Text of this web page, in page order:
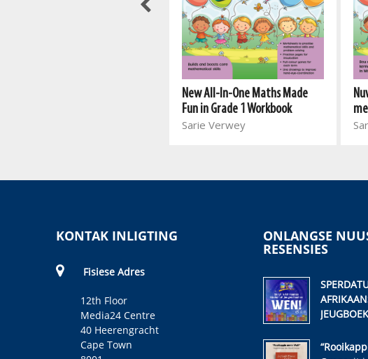
New All-In-One Maths Made
Fun in Grade 1 Workbook
Sarie Verwey
KONTAK INLIGTING
Fisiese Adres
12th Floor
Media24 Centre
40 Heerengracht
Cape Town
ONLANGSE
RESENSIES
Skryf ’n